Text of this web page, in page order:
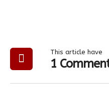
This article have
1